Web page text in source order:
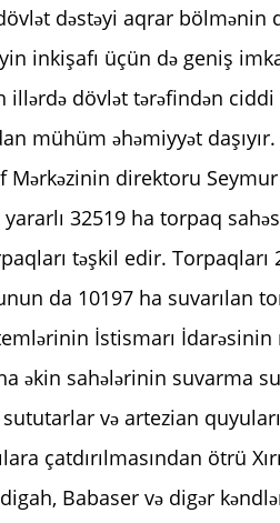
dəstəyi aqrar bölmənin
inkişafı üçün də geniş
illərdə dövlət tərəfindən
mühüm əhəmiyyət daşıyır.
Mərkəzinin direktoru
32519 ha torpaq
təşkil edir. Torpaqları
da 10197 ha suvarılan
İstismarı
əkin sahələrinin suvarma
sututarlar və artezian
çatdırılmasından ötrü
Babaser və digər